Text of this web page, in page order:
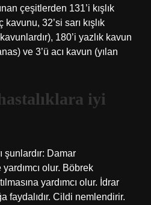
çeşitlerden 131’i kışlık
32’si sarı kışlık
180’i yazlık kavun
ve 3’ü acı kavun (yılan
iyi
şunlardır: Damar
yardımcı olur. Böbrek
yardımcı olur. İdrar
faydalıdır. Cildi nemlendirir.